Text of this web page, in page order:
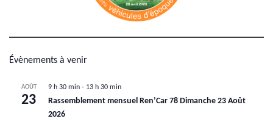
Évènements à venir
AOÛT
23
9 h 30 min - 13 h 30 min
Rassemblement mensuel Ren’Car 78 Dimanche 23 Août
2026